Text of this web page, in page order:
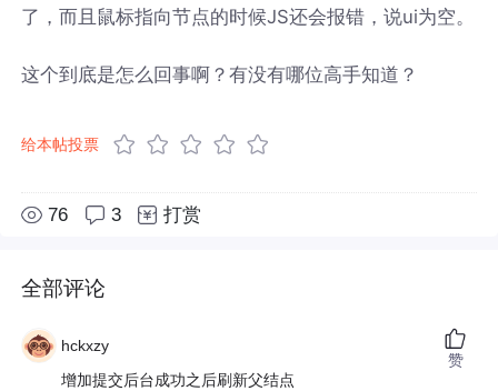
了，而且鼠标指向节点的时候JS还会报错，说ui为空。
这个到底是怎么回事啊？有没有哪位高手知道？
给本帖投票
76 3 打赏
全部评论
hckxzy
增加提交后台成功之后刷新父结点
赞